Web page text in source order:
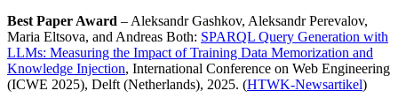
Best Paper Award – Aleksandr Gashkov, Aleksandr Perevalov,
Maria Eltsova, and Andreas Both: SPARQL Query Generation with
LLMs: Measuring the Impact of Training Data Memorization and
Knowledge Injection, International Conference on Web Engineering
(ICWE 2025), Delft (Netherlands), 2025. (HTWK-Newsartikel)